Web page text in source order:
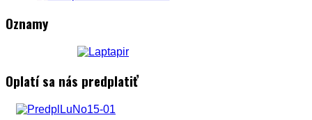
Oznamy
Oplatí sa nás predplatiť